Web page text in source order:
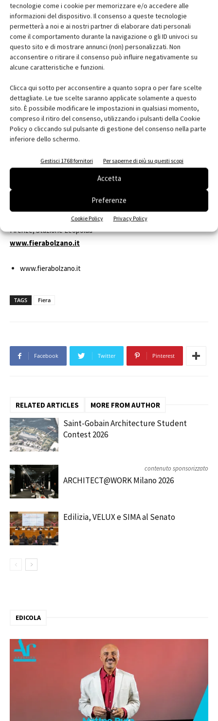
tecnologie come i cookie per memorizzare e/o accedere alle
informazioni del dispositivo. Il consenso a queste tecnologie
permetterà a noi e ai nostri partner di elaborare dati personali
come il comportamento durante la navigazione o gli ID univoci su
questo sito e di mostrare annunci (non) personalizzati. Non
acconsentire o ritirare il consenso può influire negativamente su
alcune caratteristiche e funzioni.
Clicca qui sotto per acconsentire a quanto sopra o per fare scelte
dettagliate. Le tue scelte saranno applicate solamente a questo
sito. È possibile modificare le impostazioni in qualsiasi momento,
compreso il ritiro del consenso, utilizzando i pulsanti della Cookie
Policy o cliccando sul pulsante di gestione del consenso nella parte
inferiore dello schermo.
Gestisci 1768 fornitori Per saperne di più su questi scopi
Accetta
Preferenze
Cookie Policy Privacy Policy
politiche legate alla sostenibilità del territorio.
Il programma prevede la visita guidata a tre edifici per offrire
esempi diversificati di eco-edilizia: l'edificio "Le Corti ", laScuola
di Montelupo Fiorentinoe un immobile residenziale in via
Ghiacciaia a Firenze.
La superficie che Fiera Bolzano punta a occupare presso la
Stazione
Leopolda è di circa 5.000 metri quadri e ad oggi, sono 70 le aziende
che
hanno manifestato vivo interesse. Tra quelle che hanno già
la propria presenza: Sto Italia, Dani Legnami e Nordhaus.
Appuntamento
dal 28 al 30 marzo 2014
Firenze, Stazione Leopolda
www.fierabolzano.it
www.fierabolzano.it
TAGS Fiera
Facebook Twitter Pinterest
RELATED ARTICLES MORE FROM AUTHOR
Saint-Gobain Architecture Student
Contest 2026
contenuto sponsorizzato
ARCHITECT@WORK Milano 2026
Edilizia, VELUX e SIMA al Senato
EDICOLA